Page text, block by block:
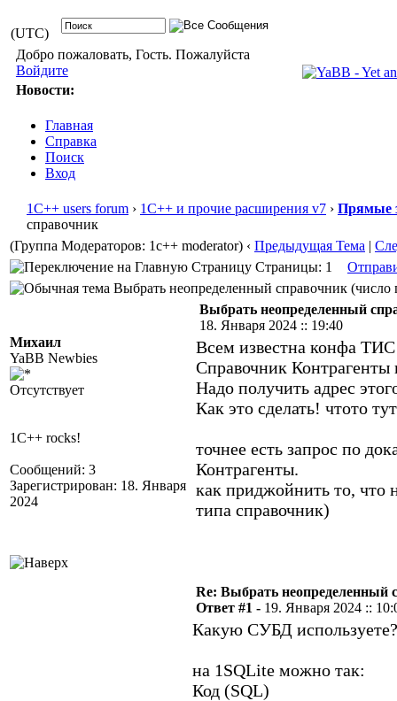
(UTC)
Добро пожаловать, Гость. Пожалуйста
Войдите
Новости:
Главная
Справка
Поиск
Вход
1С++ users forum › 1С++ и прочие расширения v7 › Прямые
справочник
(Группа Модераторов: 1c++ moderator) ‹ Предыдущая Тема |
Страницы: 1
Выбрать неопределенный справочник (число
Михаил
YaBB Newbies
Отсутствует
1C++ rocks!
Сообщений: 3
Зарегистрирован: 18. Января
2024
Выбрать неопределенный
18. Января 2024 :: 19:40
Всем известна конфа
Справочник
Надо получить адрес
Как это сделать! чтото
точнее есть запрос по
Контрагенты.
как приджойнить то, что
типа справочник)
Re: Выбрать неопределенный
Ответ #1 - 19. Января 2024 ::
Какую СУБД используете?
на 1SQLite можно так:
Код (SQL)